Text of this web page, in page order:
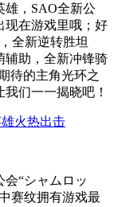
雄，SAO全新公
现在游戏里哦；好
全新逆转胜坦
辅助，全新冲锋骑
待的主角光环之
们一一揭晓吧！
“シャムロッ
赛纹拥有游戏最